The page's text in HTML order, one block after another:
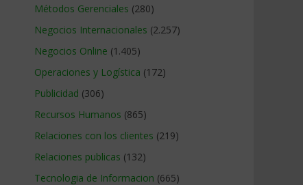
Métodos Gerenciales (280)
Negocios Internacionales (2.257)
Negocios Online (1.405)
Operaciones y Logística (172)
Publicidad (306)
Recursos Humanos (865)
Relaciones con los clientes (219)
Relaciones publicas (132)
Tecnologia de Informacion (665)